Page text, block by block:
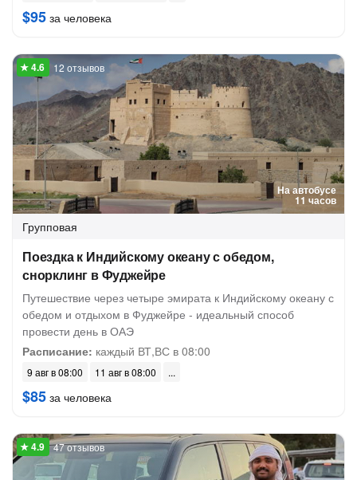
$95 за человека
На автобусе
11 часов
12 отзывов
Групповая
Поездка к Индийскому океану с обедом,
снорклинг в Фуджейре
Путешествие через четыре эмирата к Индийскому океану с
обедом и отдыхом в Фуджейре - идеальный способ
провести день в ОАЭ
Расписание: каждый ВТ,ВС в 08:00
9 авг в 08:00 11 авг в 08:00
$85 за человека
47 отзывов